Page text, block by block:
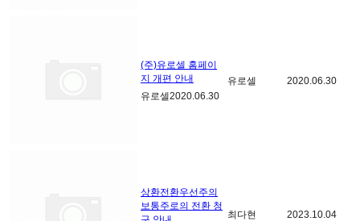
(주)유로셀 홈페이
지 개편 안내
유로셀2020.06.30
유로셀 2020.06.30
상환전환우선주의
보통주로의 전환 청
최다현 2023.10.04